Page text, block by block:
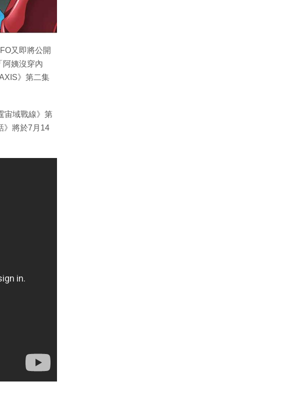
又即將公開
阿姨沒穿內
》第二集
宙域戰線》第
》將於7月14